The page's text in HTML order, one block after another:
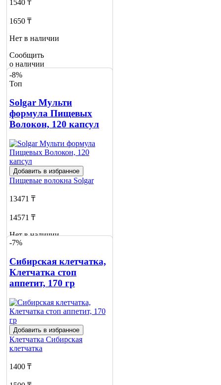
1540 ₸
1650 ₸
Нет в наличии
Сообщить
о наличии
-8%
Топ
Solgar Мульти
формула Пищевых
Волокон, 120 капсул
Добавить в избранное
Пищевые волокна Solgar
13471 ₸
14571 ₸
Нет в наличии
о наличии
-7%
Сибирская клетчатка,
Клетчатка стоп
аппетит, 170 гр
Добавить в избранное
Клетчатка Сибирская
клетчатка
1400 ₸